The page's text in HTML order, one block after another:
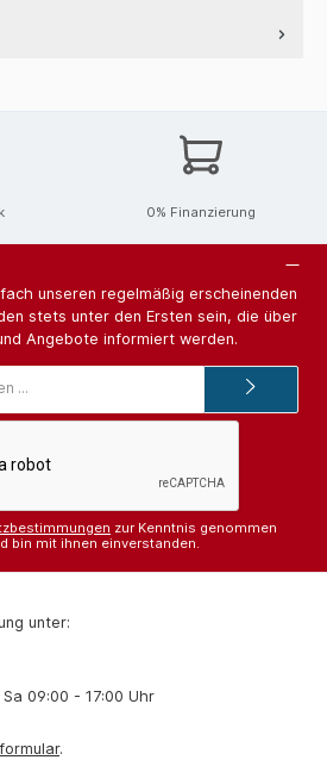
0% Finanzierung
unseren regelmäßig erscheinenden
stets unter den Ersten sein, die über
Angebote informiert werden.
Mail-
zur Kenntnis genommen
bin mit ihnen einverstanden.
unter:
09:00 - 17:00 Uhr
.